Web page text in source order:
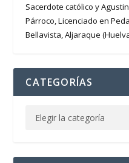
Sacerdote católico y
Párroco, Licenciado en
Bellavista, Aljaraque
CATEGORÍAS